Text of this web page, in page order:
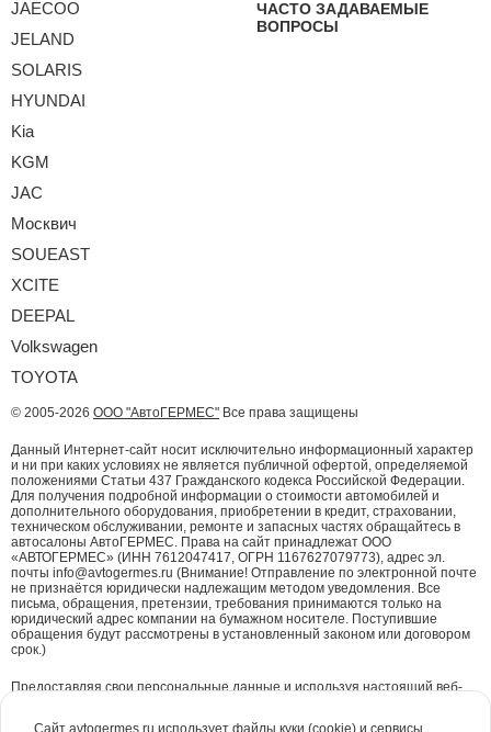
JAECOO
JELAND
SOLARIS
HYUNDAI
Kia
KGM
JAC
Москвич
SOUEAST
XCITE
DEEPAL
Volkswagen
TOYOTA
ЧАСТО ЗАДАВАЕМЫЕ
ВОПРОСЫ
© 2005-2026 ООО "АвтоГЕРМЕС" Все права защищены
Данный Интернет-сайт носит исключительно информационный характер
и ни при каких условиях не является публичной офертой, определяемой
положениями Статьи 437 Гражданского кодекса Российской Федерации.
Для получения подробной информации о стоимости автомобилей и
дополнительного оборудования, приобретении в кредит, страховании,
техническом обслуживании, ремонте и запасных частях обращайтесь в
автосалоны АвтоГЕРМЕС. Права на сайт принадлежат ООО
«АВТОГЕРМЕС» (ИНН 7612047417, ОГРН 1167627079773), адрес эл.
почты info@avtogermes.ru (Внимание! Отправление по электронной почте
не признаётся юридически надлежащим методом уведомления. Все
письма, обращения, претензии, требования принимаются только на
юридический адрес компании на бумажном носителе. Поступившие
обращения будут рассмотрены в установленный законом или договором
срок.)
Предоставляя свои персональные данные и используя настоящий веб-
Сайт avtogermes.ru использует файлы куки (cookie) и сервисы